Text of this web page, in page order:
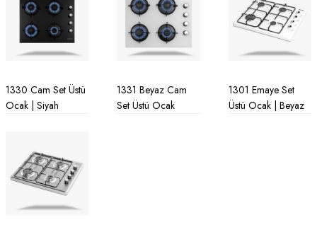
1330 Cam Set Üstü
Ocak | Siyah
1331 Beyaz Cam
Set Üstü Ocak
1301 Emaye Set
Üstü Ocak | Beyaz